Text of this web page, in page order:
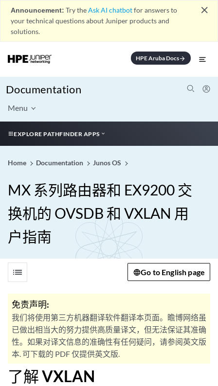
Announcement: Try theAsk AI chatbotfor answers to
your technical questions about Juniper products and
solutions.
close
HPE Aruba Docsarrow_forward
Documentation
Menu
EXPLORE PATHFINDER APPS
Home Documentation Junos OS
MX 系列路由器和 EX9200 交
换机的 OVSDB 和 VXLAN 用
户指南
list Go to English page
免责声明:
我们将使用第三方机器翻译软件翻译本页面。瞻博网络虽
已做出相当大的努力提供高质量译文，但无法保证其准确
性。如果对译文信息的准确性有任何疑问，请参阅英文版
本. 可下载的 PDF 仅提供英文版.
了解 VXLAN